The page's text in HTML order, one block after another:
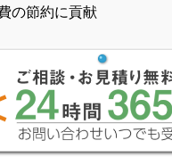
の節約に貢献